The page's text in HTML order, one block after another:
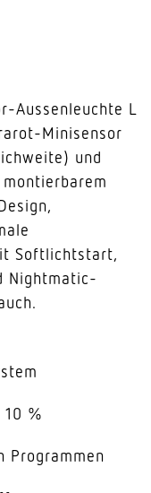
Aussenleuchte L
Minisensor
und
Softlichtstart,
Nightmatic-
%
Programmen